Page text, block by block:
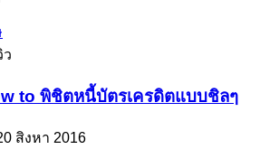
ว
to พิชิตหนี้บัตรเครดิตแบบชิลๆ
สิงหา 2016